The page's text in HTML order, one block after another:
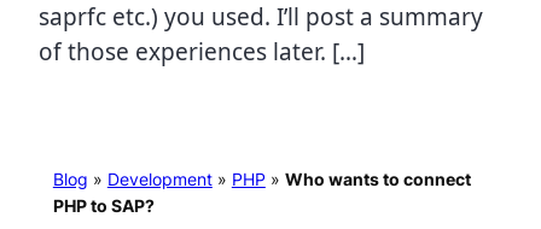
saprfc etc.) you used. I’ll post a summary
of those experiences later. […]
Blog » Development» PHP » Who wants to connect
PHP to SAP?